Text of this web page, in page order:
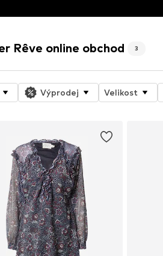
Rêve online obchod 3
Výprodej Velikost